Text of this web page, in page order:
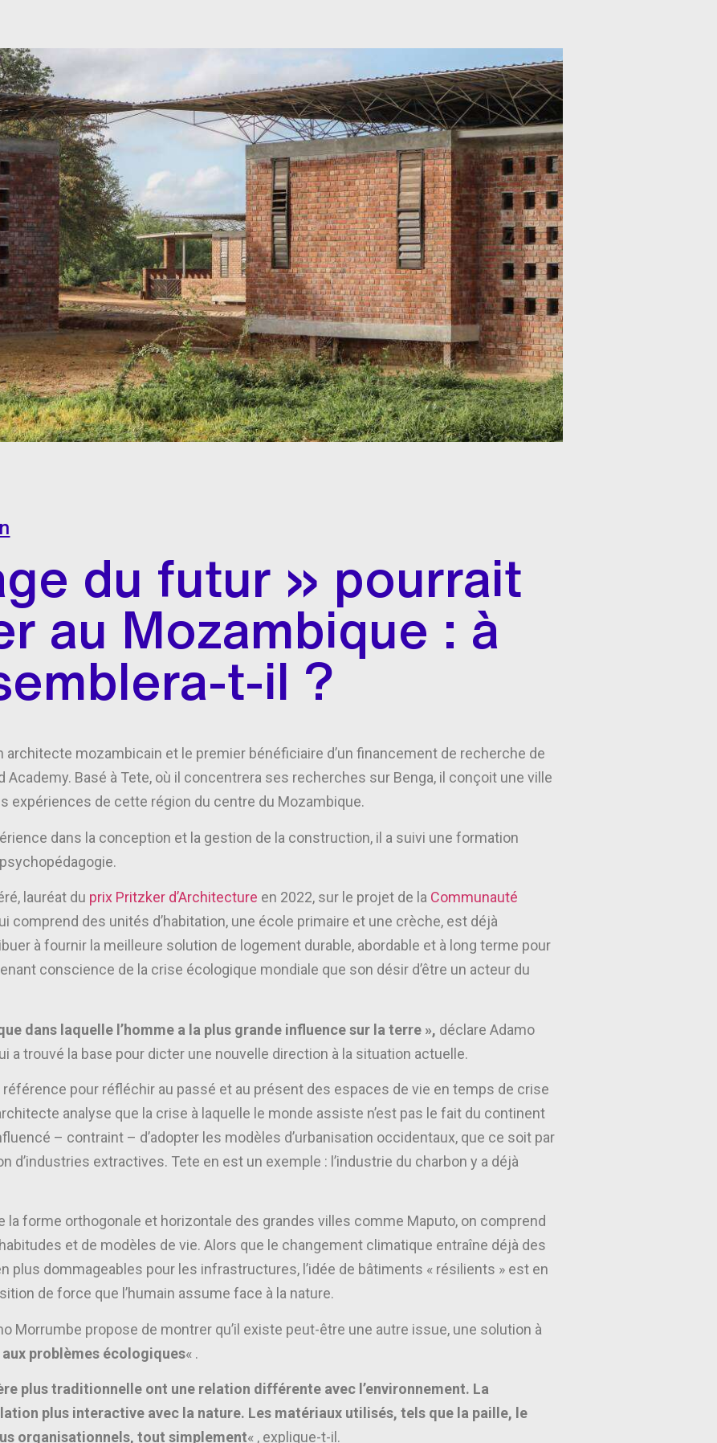
du futur » pourrait
au Mozambique : à
t-il ?
architecte mozambicain et le premier bénéficiaire d’un financement de recherche de
Academy. Basé à Tete, où il concentrera ses recherches sur Benga, il conçoit une ville
expériences de cette région du centre du Mozambique.
dans la conception et la gestion de la construction, il a suivi une formation
lauréat du prix Pritzker d’Architecture en 2022, sur le projet de la Communauté
comprend des unités d’habitation, une école primaire et une crèche, est déjà
à fournir la meilleure solution de logement durable, abordable et à long terme pour
conscience de la crise écologique mondiale que son désir d’être un acteur du
dans laquelle l’homme a la plus grande influence sur la terre », déclare Adamo
a trouvé la base pour dicter une nouvelle direction à la situation actuelle.
pour réfléchir au passé et au présent des espaces de vie en temps de crise
analyse que la crise à laquelle le monde assiste n’est pas le fait du continent
– contraint – d’adopter les modèles d’urbanisation occidentaux, que ce soit par
d’industries extractives. Tete en est un exemple : l’industrie du charbon y a déjà
la forme orthogonale et horizontale des grandes villes comme Maputo, on comprend
et de modèles de vie. Alors que le changement climatique entraîne déjà des
plus dommageables pour les infrastructures, l’idée de bâtiments « résilients » est en
de force que l’humain assume face à la nature.
Morrumbe propose de montrer qu’il existe peut-être une autre issue, une solution à
problèmes écologiques« .
plus traditionnelle ont une relation différente avec l’environnement. La
plus interactive avec la nature. Les matériaux utilisés, tels que la paille, le
organisationnels, tout simplement« , explique-t-il.